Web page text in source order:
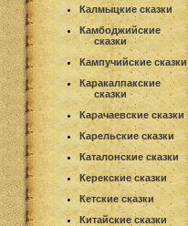
Калмыцкие сказки
Камбоджийские
сказки
Кампучийские сказки
Каракалпакские
сказки
Карачаевские сказки
Карельские сказки
Каталонские сказки
Керекские сказки
Кетские сказки
Китайские сказки